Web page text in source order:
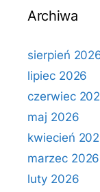
Archiwa
sierpień
lipiec 2026
czerwiec
maj 2026
kwiecień
marzec 2026
luty 2026